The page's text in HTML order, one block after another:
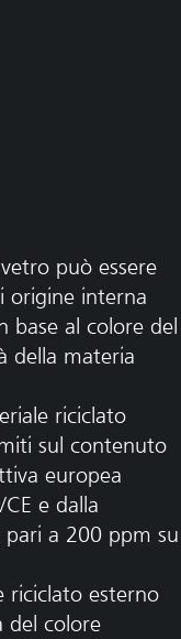
può essere
origine interna
base al colore del
della materia
riciclato
sul contenuto
europea
e dalla
pari a 200 ppm su
riciclato esterno
del colore